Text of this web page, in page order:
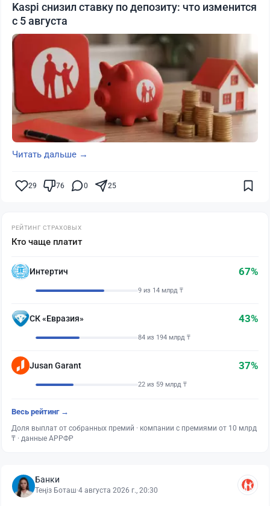
Kaspi снизил ставку по депозиту: что изменится
с 5 августа
Читать дальше →
29 76 0 25
РЕЙТИНГ СТРАХОВЫХ
Кто чаще платит
Интертич 67%
9 из 14 млрд ₸
СК «Евразия» 43%
84 из 194 млрд ₸
Jusan Garant 37%
22 из 59 млрд ₸
Весь рейтинг →
Доля выплат от собранных премий · компании с премиями от 10 млрд
₸ · данные АРРФР
Банки
Теңіз Боташ·4 августа 2026 г., 20:30